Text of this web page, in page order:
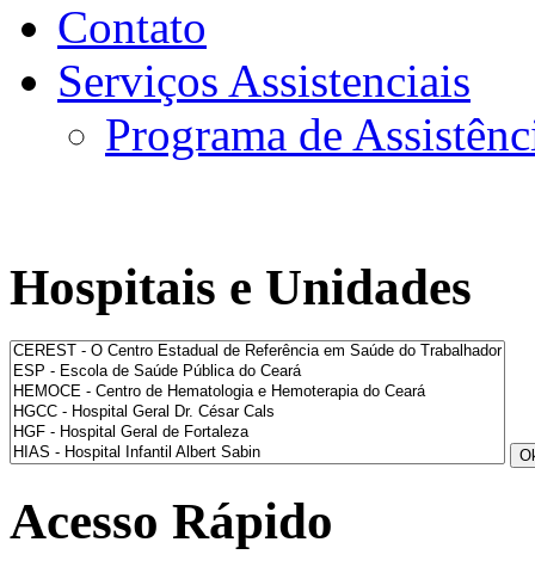
Contato
Serviços Assistenciais
Programa de
Hospitais e Unidades
Acesso Rápido